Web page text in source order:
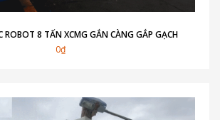
ROBOT 8 TẤN XCMG GẮN CÀNG GẮP GẠCH
0₫